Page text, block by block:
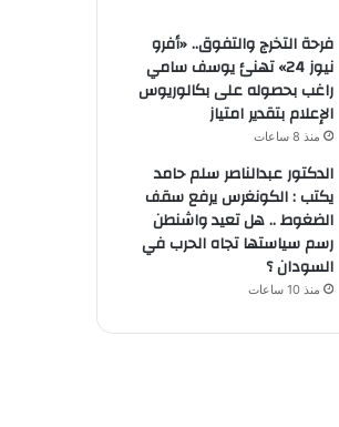
فرحة التخرج والتفوق.. «أفرو
نيوز 24» تهنئ يوسف سامي
راغب بحصوله على بكالوريوس
الإعلام بتقدير امتياز
منذ 8 ساعات
الدكتور عبدالناصر سلم حامد
يكتب : الكونغرس يرفع سقف
الضغوط .. هل تعيد واشنطن
رسم سياستها تجاه الحرب في
السودان ؟
منذ 10 ساعات